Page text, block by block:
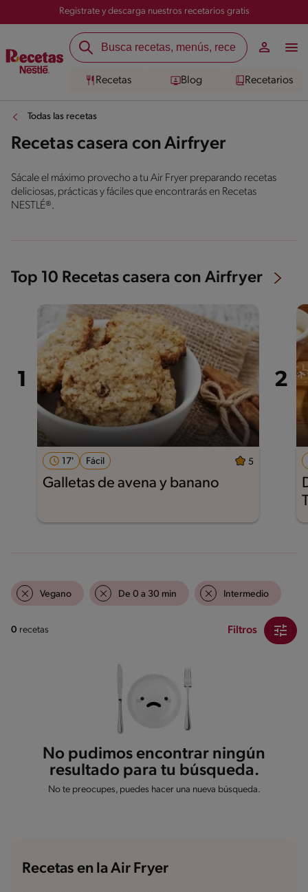
Registrate y descarga nuestros recetarios gratis
Recetas Blog Recetarios
Todas las recetas
Recetas casera con Airfryer
Sácale el máximo provecho a tu Air Fryer preparando recetas
deliciosas, prácticas y fáciles que encontrarás en Recetas
NESTLÉ®.
Top 10 Recetas casera con Airfryer
17' Fácil 5
Galletas de avena y banano
Vegano De 0 a 30 min Intermedio
0 recetas Filtros
No pudimos encontrar ningún
resultado para tu búsqueda.
No te preocupes, puedes hacer una nueva búsqueda.
Recetas en la Air Fryer